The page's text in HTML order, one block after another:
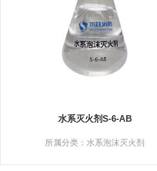
水系灭火剂S-6-AB
所属分类：水系泡沫灭火剂